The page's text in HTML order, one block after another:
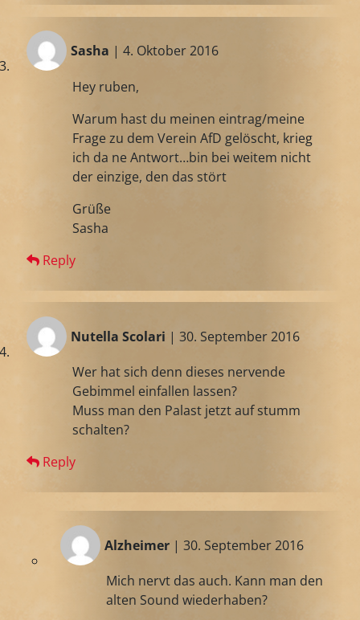
Sasha | 4. Oktober 2016
Hey ruben,
Warum hast du meinen eintrag/meine
Frage zu dem Verein AfD gelöscht, krieg
ich da ne Antwort…bin bei weitem nicht
der einzige, den das stört
Grüße
Sasha
Reply
Nutella Scolari | 30. September 2016
Wer hat sich denn dieses nervende
Gebimmel einfallen lassen?
Muss man den Palast jetzt auf stumm
schalten?
Reply
Alzheimer | 30. September 2016
Mich nervt das auch. Kann man den
alten Sound wiederhaben?